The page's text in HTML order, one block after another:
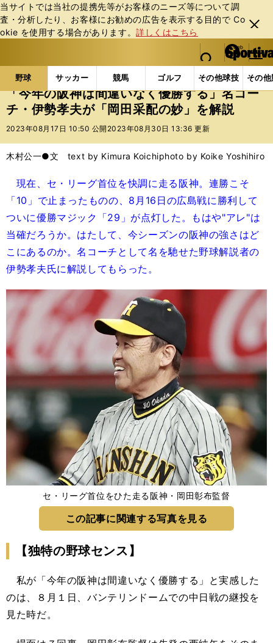
当サイトでは当社の提携先等がお客様のニーズ等について調
査・分析したり、お客様にお勧めの広告を表⽰する⽬的で Co
okie を使⽤する場合があります。詳しくはこちら
閉じ
る
web Sportiva (webスポルティーバ)
検索
マイペ
ー
ジ
メニュ
野球 サッカー 競馬 ゴルフ その他球技 その
b
ス
ポ
ル
バ
野球の記事一覧 プロ野球 「今年の阪神は間違いな
「今年の阪神は間違いなく優勝する」名コー
チ・伊勢孝夫が「岡田采配の妙」を解説
2023年08月17日 10:50 公開 2023年08月30日 13:36 更新
木村公一●文 text by Kimura Koichiphoto by Koike Yoshihiro
現在、セ・リーグ首位を快調に走る阪神。連勝こそ
「10」で止まったものの、8月16日の広島戦に勝利して
ついに優勝マジック「29」が点灯した。もはや"アレ"は
当確だろうか。はたして、今シーズンの阪神の強さはど
こにあるのか。名コーチとして名を馳せた野球解説者の
伊勢孝夫氏に解説してもらった。
セ・リーグ首位をひた走る阪神・岡田彰布監督
この記事に関連する写真を見る
【独特の野球センス】
私が「今年の阪神は間違いなく優勝する」と実感した
のは、８月１日、バンテリンドームでの中日戦の継投を
見た時だ。